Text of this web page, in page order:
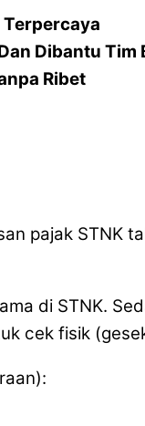
Terpercaya
Dibantu Tim
Ribet
pajak STNK
di STNK.
cek fisik